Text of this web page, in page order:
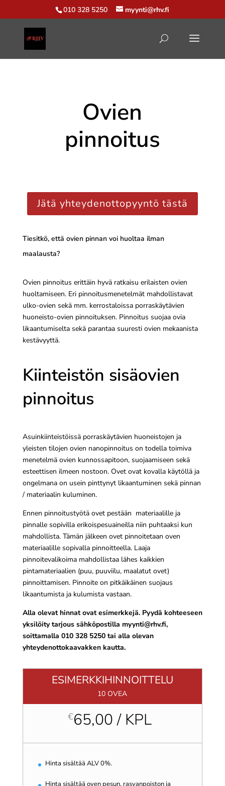
010 328 5250 myynti@rhv.fi
Ovien
pinnoitus
Jätä yhteydenottopyyntö tästä
Tiesitkö, että ovien pinnan voi huoltaa ilman
maalausta?
Ovien pinnoitus erittäin hyvä ratkaisu erilaisten ovien
huoltamiseen. Eri pinnoitusmenetelmät mahdollistavat
ulko-ovien sekä mm. kerrostaloissa porraskäytävien
huoneisto-ovien pinnoituksen. Pinnoitus suojaa ovia
likaantumiselta sekä parantaa suuresti ovien mekaanista
kestävyyttä.
Kiinteistön sisäovien
pinnoitus
Asuinkiinteistöissä porraskäytävien huoneistojen ja
yleisten tilojen ovien nanopinnoitus on todella toimiva
menetelmä ovien kunnossapitoon, suojaamiseen sekä
esteettisen ilmeen nostoon. Ovet ovat kovalla käytöllä ja
ongelmana on usein pinttynyt likaantuminen sekä pinnan
/ materiaalin kuluminen.
Ennen pinnoitustyötä ovet pestään materiaalille ja
pinnalle sopivilla erikoispesuaineilla niin puhtaaksi kun
mahdollista. Tämän jälkeen ovet pinnoitetaan oven
materiaalille sopivalla pinnoitteella. Laaja
pinnoitevalikoima mahdollistaa lähes kaikkien
pintamateriaalien (puu, puuviilu, maalatut ovet)
pinnoittamisen. Pinnoite on pitkäikäinen suojaus
likaantumista ja kulumista vastaan.
Alla olevat hinnat ovat esimerkkejä. Pyydä kohteeseen
yksilöity tarjous sähköpostilla myynti@rhv.fi,
soittamalla 010 328 5250 tai alla olevan
yhteydenottokaavakken kautta.
ESIMERKKIHINNOITTELU
10 OVEA
€65,00 / KPL
Hinta sisältää ALV 0%.
Hinta sisältää oven pesun, rasvanpoiston ja